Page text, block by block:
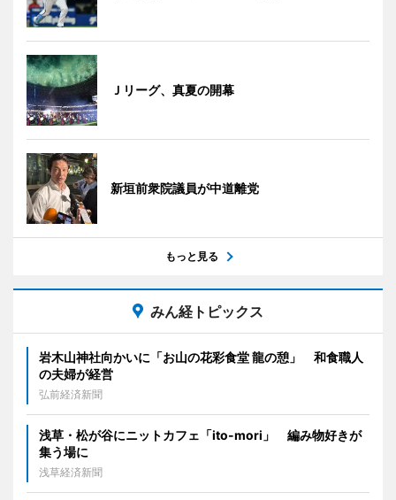
Ｊリーグ、真夏の開幕
新垣前衆院議員が中道離党
もっと見る
みん経トピックス
岩木山神社向かいに「お山の花彩食堂 龍の憩」 和食職人
の夫婦が経営
弘前経済新聞
浅草・松が谷にニットカフェ「ito-mori」 編み物好きが
集う場に
浅草経済新聞